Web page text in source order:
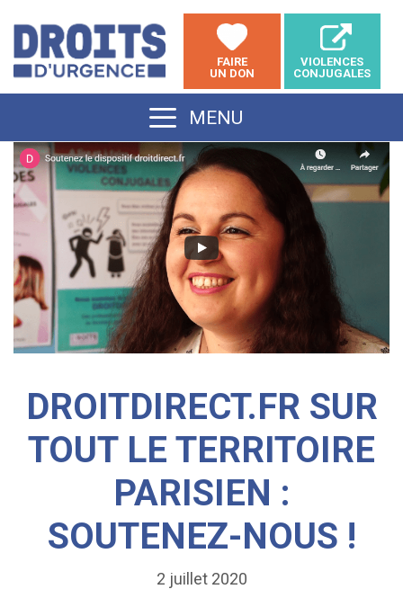
contenu
FAIRE
UN DON
VIOLENCES
CONJUGALES
MENU
DROITDIRECT.FR SUR
TOUT LE TERRITOIRE
PARISIEN :
SOUTENEZ-NOUS !
2 juillet 2020